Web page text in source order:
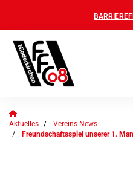
Aktuelles
Vereins-News
Freundschaftsspiel unserer 1.